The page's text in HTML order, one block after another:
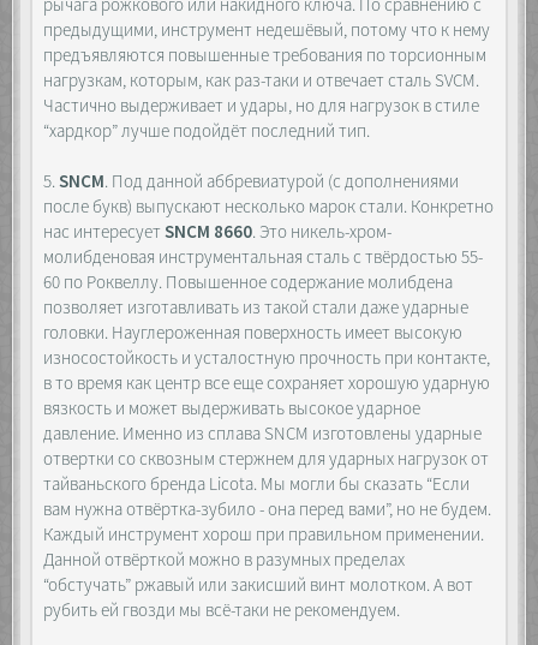
предыдущими, инструмент недешёвый, потому что к нему
предъявляются повышенные требования по торсионным
нагрузкам, которым, как раз-таки и отвечает сталь SVCM.
Частично выдерживает и удары, но для нагрузок в стиле
“хардкор” лучше подойдёт последний тип.
5.SNCM. Под данной аббревиатурой (с дополнениями
после букв) выпускают несколько марок стали. Конкретно
нас интересуетSNCM 8660. Это никель-хром-
молибденовая инструментальная сталь с твёрдостью 55-
60 по Роквеллу. Повышенное содержание молибдена
позволяет изготавливать из такой стали даже ударные
головки. Науглероженная поверхность имеет высокую
износостойкость и усталостную прочность при контакте,
в то время как центр все еще сохраняет хорошую ударную
вязкость и может выдерживать высокое ударное
давление. Именно из сплава SNCM изготовлены ударные
отвертки со сквозным стержнем для ударных нагрузок от
тайваньского бренда Licota. Мы могли бы сказать “Если
вам нужна отвёртка-зубило - она перед вами”, но не будем.
Каждый инструмент хорош при правильном применении.
Данной отвёрткой можно в разумных пределах
“обстучать” ржавый или закисший винт молотком. А вот
рубить ей гвозди мы всё-таки не рекомендуем.